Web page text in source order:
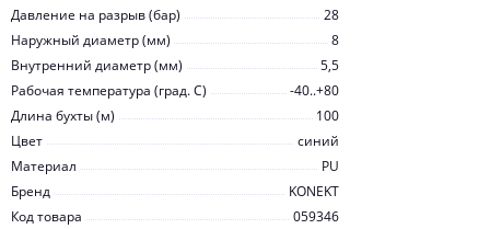
Давление на разрыв (бар)
28
Наружный диаметр (мм)
8
Внутренний диаметр (мм)
5,5
Рабочая температура (град. C)
-40..+80
Длина бухты (м)
100
Цвет
синий
Материал
PU
Бренд
KONEKT
Код товара
059346